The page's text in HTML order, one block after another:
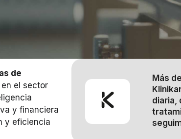
de
el sector
y financiera
y eficiencia
Más
diaria,